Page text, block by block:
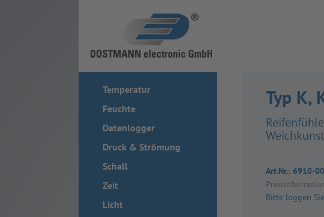
Temperatur
Feuchte
Datenlogger
Druck & Strömung
Schall
Zeit
Licht
Typ K,
Art.Nr.: 6910-
Bitte loggen